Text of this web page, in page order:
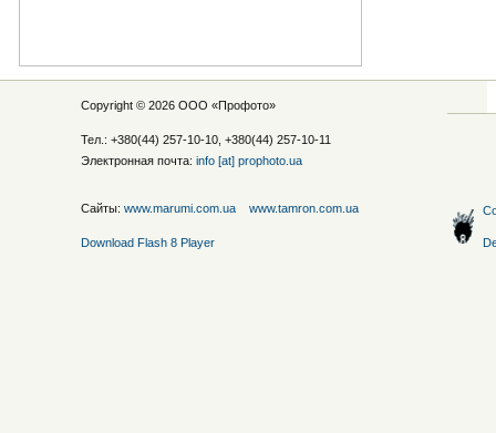
Copyright © 2026 ООО «Профото»
Тел.: +380(44) 257-10-10, +380(44) 257-10-11
Электронная почта: info [at] prophoto.ua
Сайты: www.marumi.com.ua www.tamron.com.ua
Download Flash 8 Player